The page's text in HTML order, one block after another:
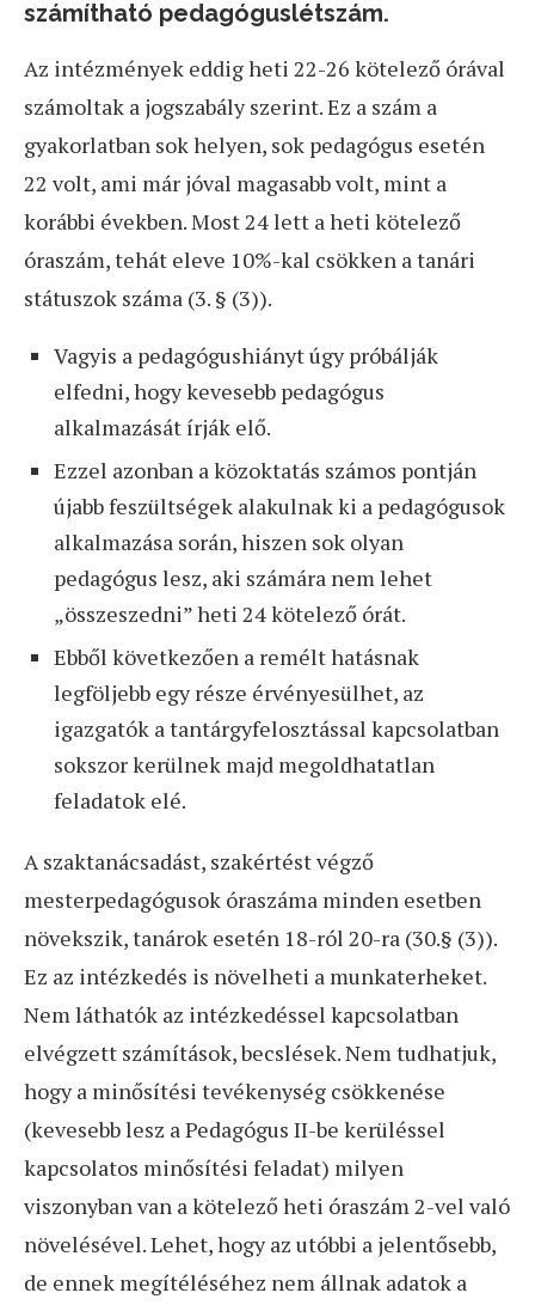
számítható pedagóguslétszám.
Az intézmények eddig heti 22-26 kötelező órával
számoltak a jogszabály szerint. Ez a szám a
gyakorlatban sok helyen, sok pedagógus esetén
22 volt, ami már jóval magasabb volt, mint a
korábbi években. Most 24 lett a heti kötelező
óraszám, tehát eleve 10%-kal csökken a tanári
státuszok száma (3. § (3)).
Vagyis a pedagógushiányt úgy próbálják
elfedni, hogy kevesebb pedagógus
alkalmazását írják elő.
Ezzel azonban a közoktatás számos pontján
újabb feszültségek alakulnak ki a pedagógusok
alkalmazása során, hiszen sok olyan
pedagógus lesz, aki számára nem lehet
„összeszedni” heti 24 kötelező órát.
Ebből következően a remélt hatásnak
legföljebb egy része érvényesülhet, az
igazgatók a tantárgyfelosztással kapcsolatban
sokszor kerülnek majd megoldhatatlan
feladatok elé.
A szaktanácsadást, szakértést végző
mesterpedagógusok óraszáma minden esetben
növekszik, tanárok esetén 18-ról 20-ra (30.§ (3)).
Ez az intézkedés is növelheti a munkaterheket.
Nem láthatók az intézkedéssel kapcsolatban
elvégzett számítások, becslések. Nem tudhatjuk,
hogy a minősítési tevékenység csökkenése
(kevesebb lesz a Pedagógus II-be kerüléssel
kapcsolatos minősítési feladat) milyen
viszonyban van a kötelező heti óraszám 2-vel való
növelésével. Lehet, hogy az utóbbi a jelentősebb,
de ennek megítéléséhez nem állnak adatok a